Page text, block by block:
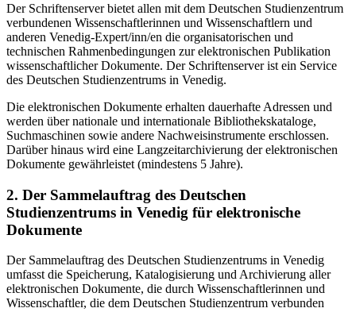
Der Schriftenserver bietet allen mit dem Deutschen Studienzentrum
verbundenen Wissenschaftlerinnen und Wissenschaftlern und
anderen Venedig-Expert/inn/en die organisatorischen und
technischen Rahmenbedingungen zur elektronischen Publikation
wissenschaftlicher Dokumente. Der Schriftenserver ist ein Service
des Deutschen Studienzentrums in Venedig.
Die elektronischen Dokumente erhalten dauerhafte Adressen und
werden über nationale und internationale Bibliothekskataloge,
Suchmaschinen sowie andere Nachweisinstrumente erschlossen.
Darüber hinaus wird eine Langzeitarchivierung der elektronischen
Dokumente gewährleistet (mindestens 5 Jahre).
2. Der Sammelauftrag des Deutschen
Studienzentrums in Venedig für elektronische
Dokumente
Der Sammelauftrag des Deutschen Studienzentrums in Venedig
umfasst die Speicherung, Katalogisierung und Archivierung aller
elektronischen Dokumente, die durch Wissenschaftlerinnen und
Wissenschaftler, die dem Deutschen Studienzentrum verbunden